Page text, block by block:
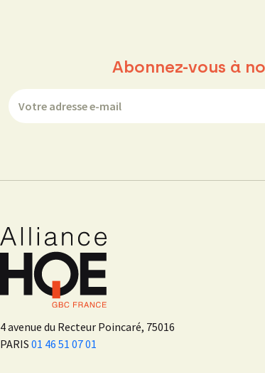
Abonnez-vous à
4 avenue du Recteur Poincaré, 75016
PARIS 01 46 51 07 01